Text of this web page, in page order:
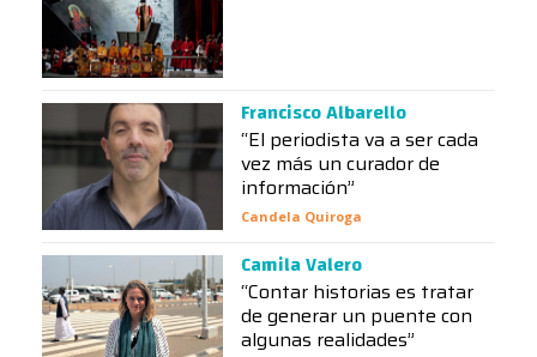
Francisco Albarello
“El periodista va a ser cada
vez más un curador de
información”
Candela Quiroga
Camila Valero
“Contar historias es tratar
de generar un puente con
algunas realidades”